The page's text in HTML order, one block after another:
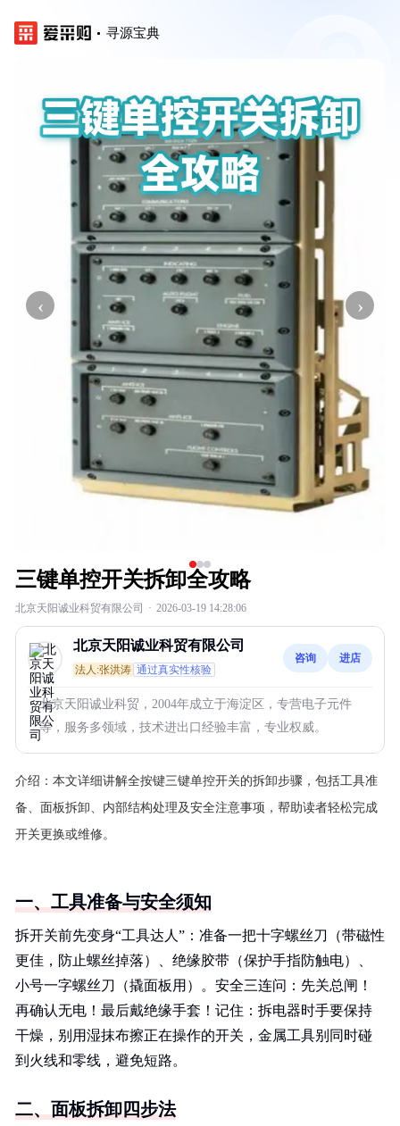
寻源宝典
‹ ›
三键单控开关拆卸全攻略
北京天阳诚业科贸有限公司 · 2026-03-19 14:28:06
北京天阳诚业科贸有限公司
法人:张洪涛 通过真实性核验
咨询 进店
北京天阳诚业科贸，2004年成立于海淀区，专营电子元件
等，服务多领域，技术进出口经验丰富，专业权威。
介绍： 本文详细讲解全按键三键单控开关的拆卸步骤，包括工具准
备、面板拆卸、内部结构处理及安全注意事项，帮助读者轻松完成
开关更换或维修。
一、工具准备与安全须知
拆开关前先变身“工具达人”：准备一把十字螺丝刀（带磁性
更佳，防止螺丝掉落）、绝缘胶带（保护手指防触电）、
小号一字螺丝刀（撬面板用）。安全三连问：先关总闸！
再确认无电！最后戴绝缘手套！记住：拆电器时手要保持
干燥，别用湿抹布擦正在操作的开关，金属工具别同时碰
到火线和零线，避免短路。
二、面板拆卸四步法